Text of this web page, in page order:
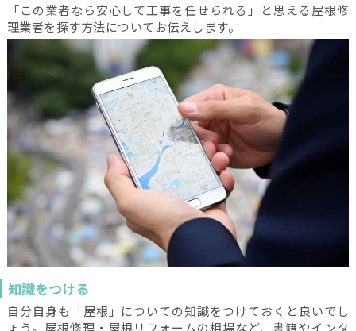
「この業者なら安心して工事を任せられる」と思える屋根修
理業者を探す方法についてお伝えします。
知識をつける
自分自身も「屋根」についての知識をつけておくと良いでし
ょう。屋根修理・屋根リフォームの相場など、書籍やインタ